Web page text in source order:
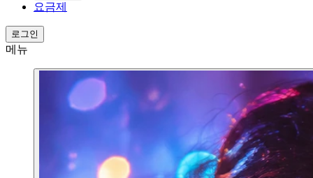
요금제
로그인
메뉴